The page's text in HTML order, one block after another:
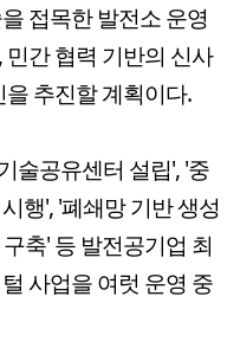
접목한 발전소 운영
간 협력 기반의 신사
추진할 계획이다.
술공유센터 설립', '중
행', '폐쇄망 기반 생성
축' 등 발전공기업 최
사업을 여럿 운영 중